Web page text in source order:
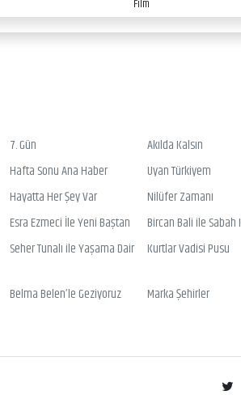
Film
7. Gün
Akılda Kalsın
Hafta Sonu Ana Haber
Uyan Türkiyem
Hayatta Her Şey Var
Nilüfer Zamanı
Esra Ezmeci İle Yeni Baştan
Bircan Bali ile Sabah
Seher Tunalı ile Yaşama Dair Kurtlar Vadisi Pusu
Belma Belen’le Geziyoruz
Marka Şehirler